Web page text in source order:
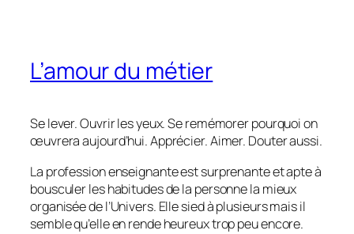
L’amour du métier
Se lever. Ouvrir les yeux. Se remémorer pourquoi on
œuvrera aujourd’hui. Apprécier. Aimer. Douter aussi.
La profession enseignante est surprenante et apte à
bousculer les habitudes de la personne la mieux
organisée de l’Univers. Elle sied à plusieurs mais il
semble qu’elle en rende heureux trop peu encore.